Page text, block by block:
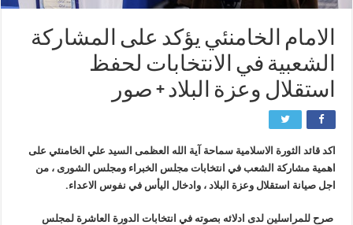
الامام الخامنئي يؤكد على المشاركة
الشعبية في الانتخابات لحفظ
استقلال وعزة البلاد + صور
اكد قائد الثورة الاسلامية سماحة آية الله العظمى السيد علي الخامنئي على
اهمية مشاركة الشعب في انتخابات مجلس الخبراء ومجلس الشورى ، من
اجل صيانة استقلال وعزة البلاد ، وادخال اليأس في نفوس الاعداء.
صرح للمراسلين لدى ادلائه بصوته في انتخابات الدورة العاشرة لمجلس